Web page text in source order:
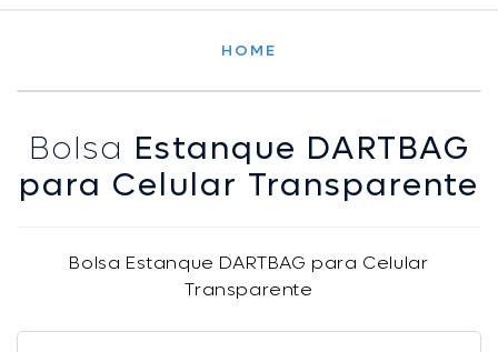
HOME
Bolsa Estanque DARTBAG
para Celular Transparente
Bolsa Estanque DARTBAG para Celular
Transparente